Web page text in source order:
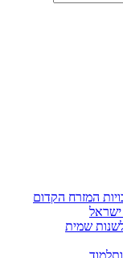
המזרח הקדום
ישראל
שמית